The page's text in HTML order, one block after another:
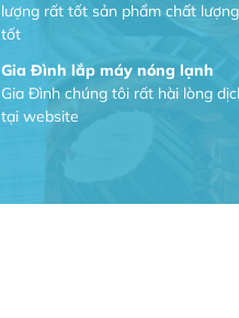
lượng rất tốt sản phẩm chất
tốt
Gia Đình lắp máy nóng lạnh
Gia Đình chúng tôi rất hài lòng
tại website
Dự án nhà phố đẹp lên nhờ đội